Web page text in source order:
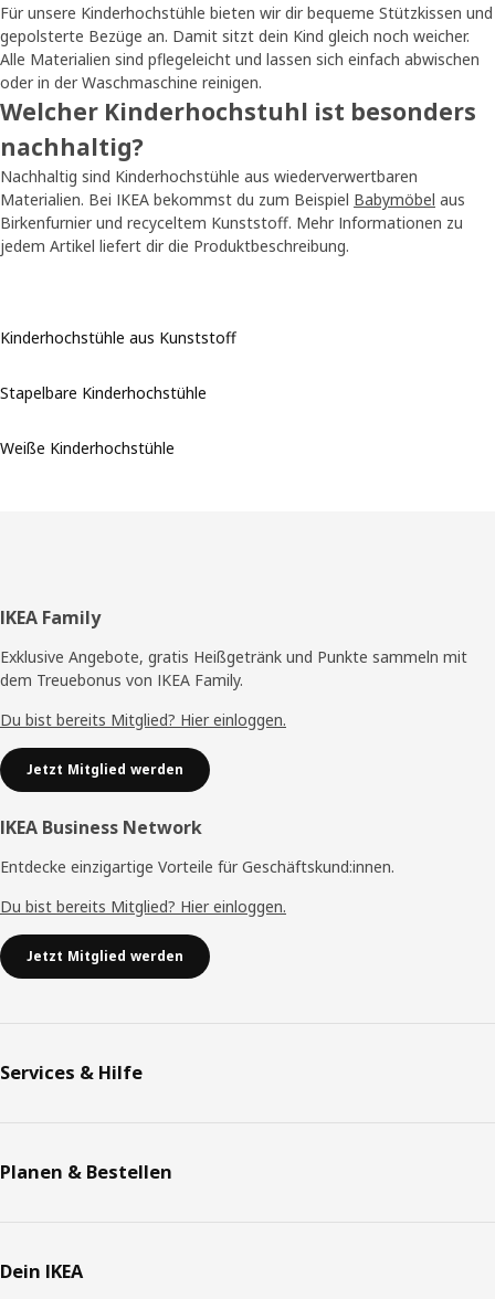
Für unsere Kinderhochstühle bieten wir dir bequeme Stützkissen und
gepolsterte Bezüge an. Damit sitzt dein Kind gleich noch weicher.
Alle Materialien sind pflegeleicht und lassen sich einfach abwischen
oder in der Waschmaschine reinigen.
Welcher Kinderhochstuhl ist besonders
nachhaltig?
Nachhaltig sind Kinderhochstühle aus wiederverwertbaren
Materialien. Bei IKEA bekommst du zum Beispiel Babymöbel aus
Birkenfurnier und recyceltem Kunststoff. Mehr Informationen zu
jedem Artikel liefert dir die Produktbeschreibung.
Kinderhochstühle aus Kunststoff
Stapelbare Kinderhochstühle
Weiße Kinderhochstühle
Fußzeile
IKEA Family
Exklusive Angebote, gratis Heißgetränk und Punkte sammeln mit
dem Treuebonus von IKEA Family.
Du bist bereits Mitglied? Hier einloggen.
Jetzt Mitglied werden
IKEA Business Network
Entdecke einzigartige Vorteile für Geschäftskund:innen.
Du bist bereits Mitglied? Hier einloggen.
Jetzt Mitglied werden
Services & Hilfe
Planen & Bestellen
Dein IKEA